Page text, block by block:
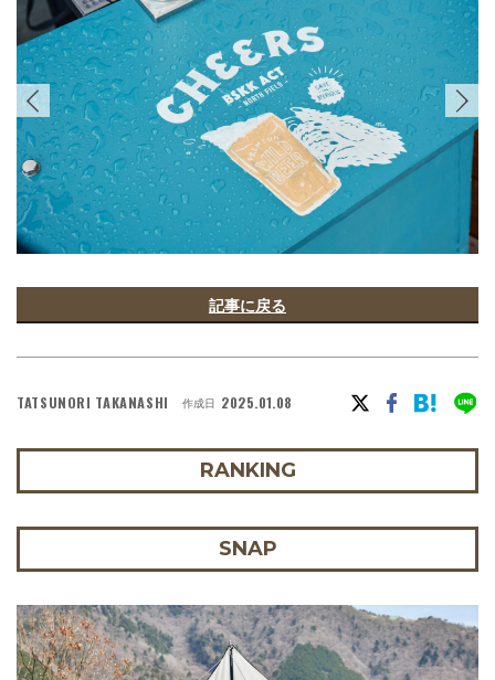
記事に戻る
TATSUNORI TAKANASHI 作成日 2025.01.08
RANKING
SNAP